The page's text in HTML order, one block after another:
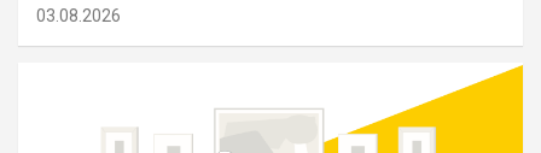
03.08.2026